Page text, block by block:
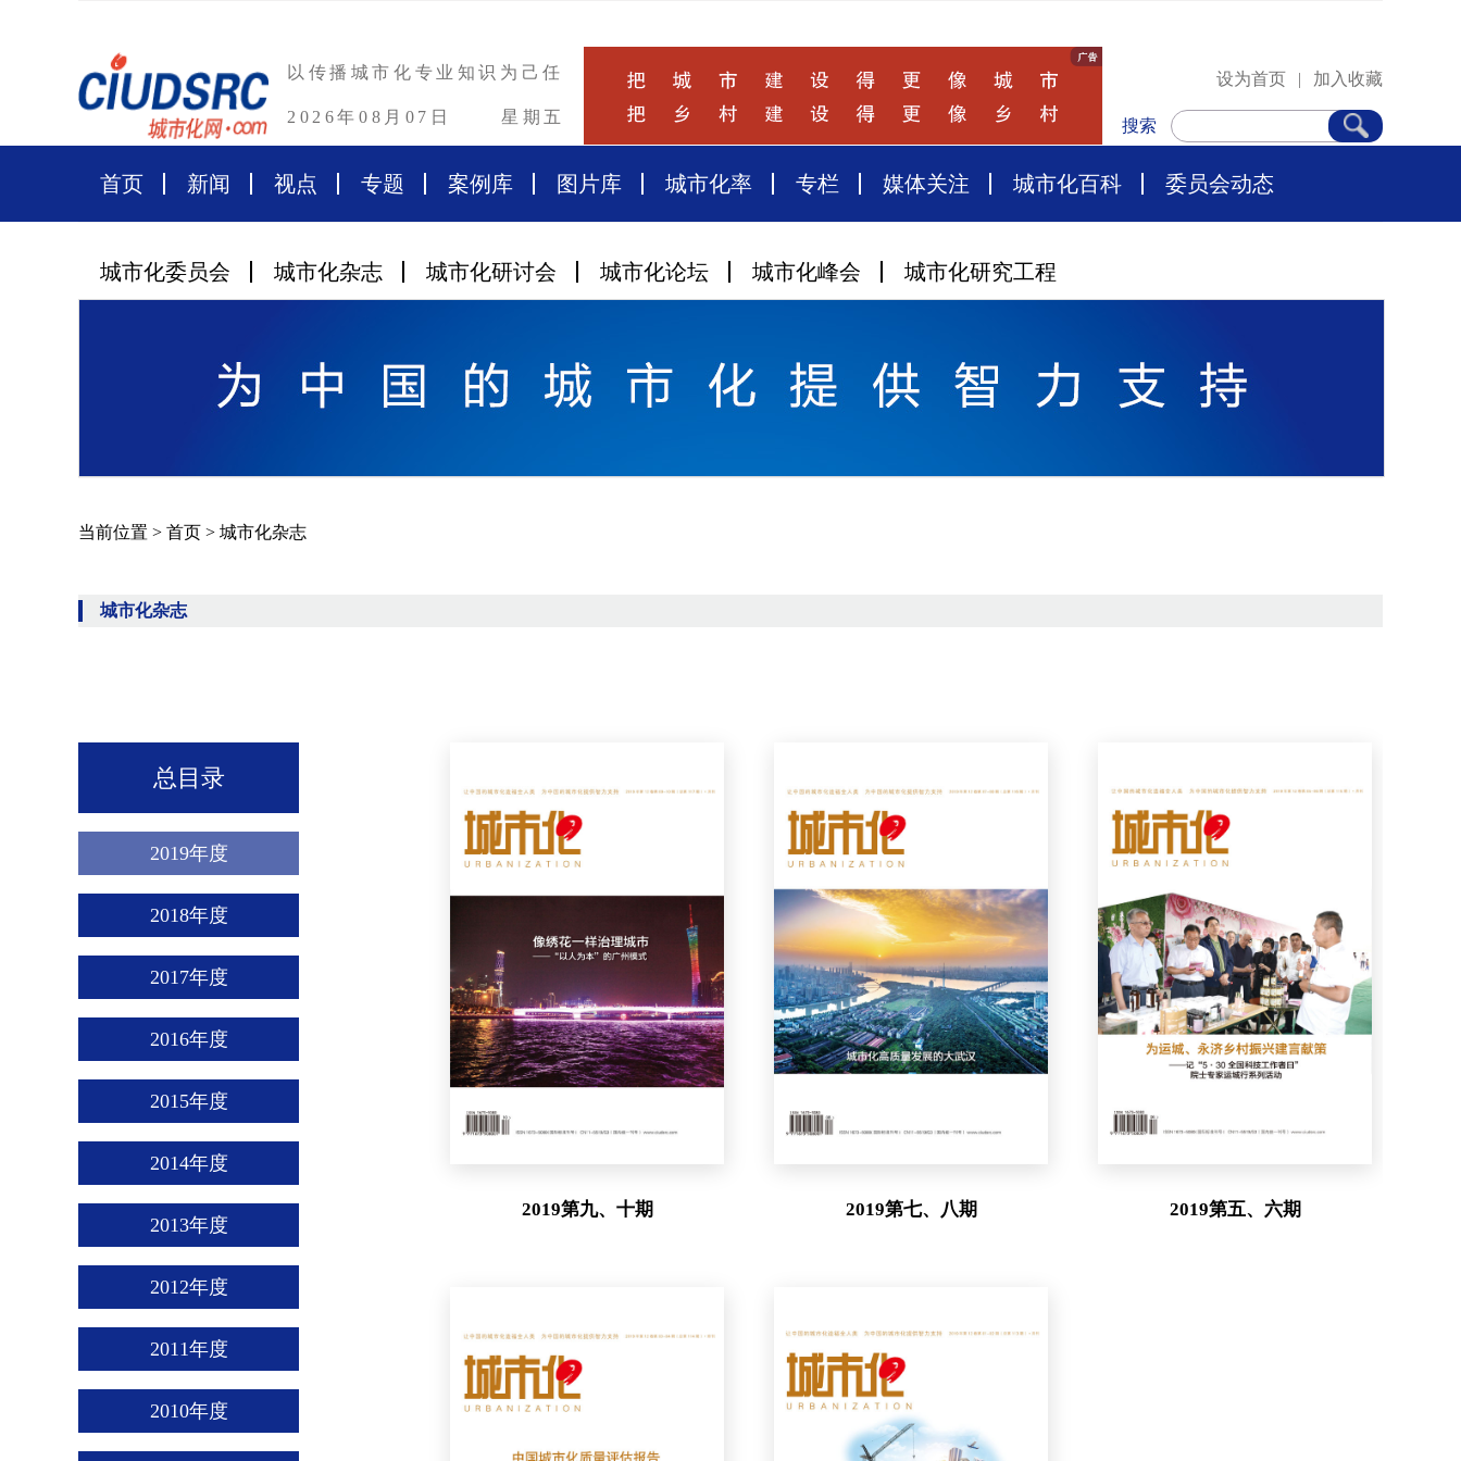
以传播城市化专业知识为己任
2026年08月07日 星期五
设为首页 | 加入收藏
搜索
首页 新闻 视点 专题 案例库 图片库 城市化率 专栏 媒体关注 城市化百科 委员会动态
城市化委员会 城市化杂志 城市化研讨会 城市化论坛 城市化峰会 城市化研究工程
当前位置 > 首页 > 城市化杂志
城市化杂志
总目录
2019年度
2018年度
2017年度
2016年度
2015年度
2014年度
2013年度
2012年度
2011年度
2010年度
2019第九、十期 2019第七、八期 2019第五、六期